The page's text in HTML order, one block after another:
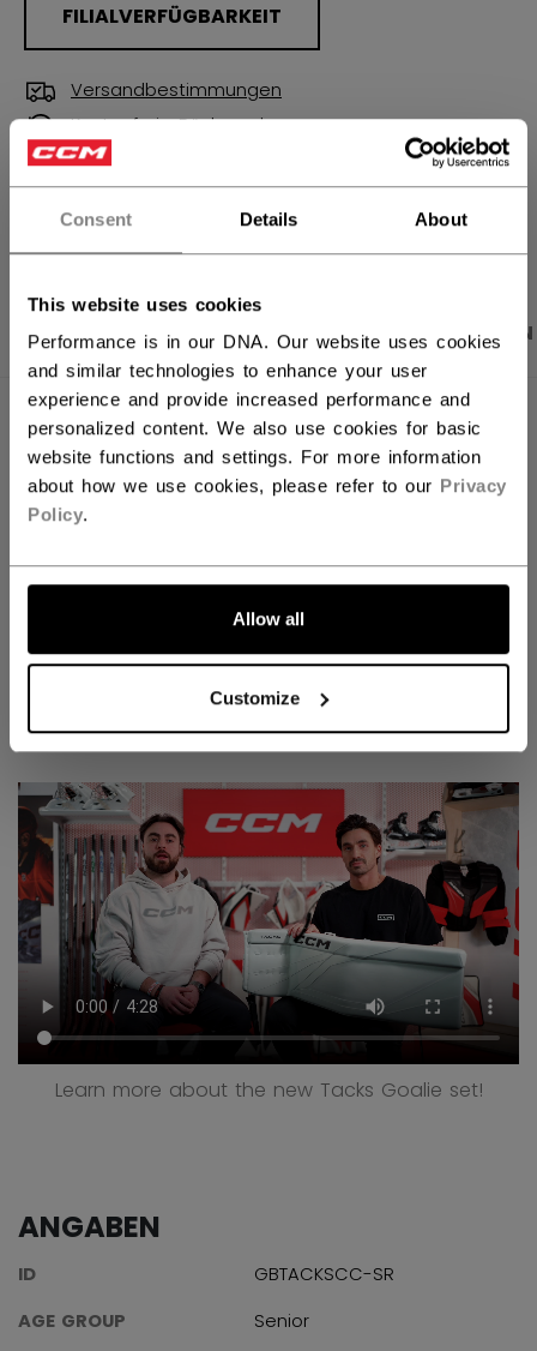
Consent Details About
This website uses cookies
Performance is in our DNA. Our website uses cookies
and similar technologies to enhance your user
experience and provide increased performance and
personalized content. We also use cookies for basic
website functions and settings. For more information
about how we use cookies, please refer to our Privacy
Policy.
Allow all
Customize
FILIALVERFÜGBARKEIT
Versandbestimmungen
Kostenfreie Rücksendungen
LINKS ZUM
PRODUKTFOTOS BESCHREIBUNG ANGABEN
Discover the new Tacks goalie line!
Learn more about the new Tacks Goalie set!
ANGABEN
ID
GBTACKSCC-SR
AGE GROUP
Senior